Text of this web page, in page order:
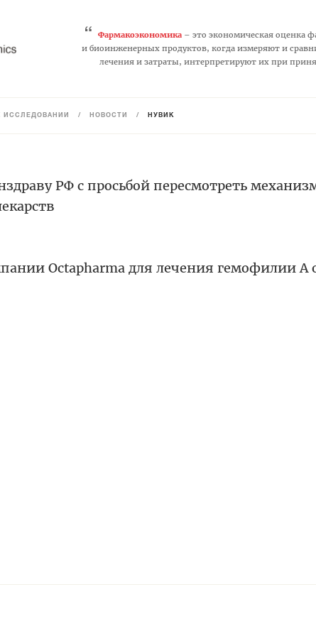
“ Фармакоэкономика– это экономическая оценка
и биоинженерных продуктов, когда измеряют и
лечения и затраты, интерпретируют их при
ИССЛЕДОВАНИЙ / НОВОСТИ / НУВИК
РФ с просьбой пересмотреть
Octapharma для лечения гемофилии А